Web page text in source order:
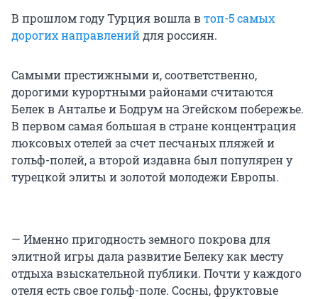
В прошлом году Турция вошла втоп-5 самых
дорогих направленийдля россиян.
Самыми престижными и, соответственно,
дорогими курортными районами считаются
Белек в Анталье и Бодрум на Эгейском побережье.
В первом самая большая в стране концентрация
люксовых отелей за счет песчаных пляжей и
гольф-полей, а второй издавна был популярен у
турецкой элиты и золотой молодежи Европы.
— Именно пригодность земного покрова для
элитной игры дала развитие Белеку как месту
отдыха взыскательной публики. Почти у каждого
отеля есть свое гольф-поле. Сосны, фруктовые